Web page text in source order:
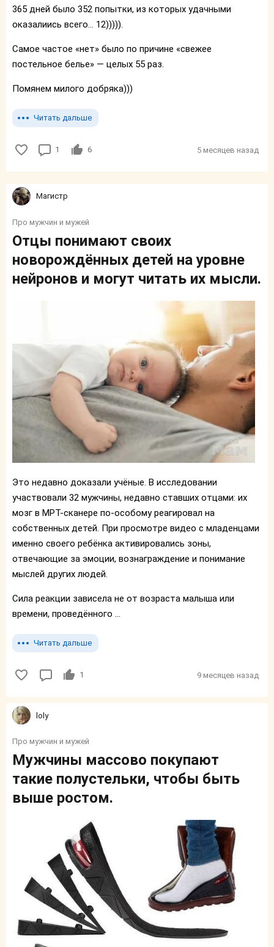
365 дней было 352 попытки, из которых удачными
оказалиись всего... 12))))).
Самое частое «нет» было по причине «свежее
постельное белье» — целых 55 раз.
Помянем милого добряка)))
Читать дальше
1 6 5 месяцев назад
Магистр
Про мужчин и мужей
Отцы понимают своих
новорождённых детей на уровне
нейронов и могут читать их мысли.
Это недавно доказали учёные. В исследовании
участвовали 32 мужчины, недавно ставших отцами: их
мозг в МРТ-сканере по-особому реагировал на
собственных детей. При просмотре видео с младенцами
именно своего ребёнка активировались зоны,
отвечающие за эмоции, вознаграждение и понимание
мыслей других людей.
Сила реакции зависела не от возраста малыша или
времени, проведённого ...
Читать дальше
1 9 месяцев назад
loly
Про мужчин и мужей
Мужчины массово покупают
такие полустельки, чтобы быть
выше ростом.